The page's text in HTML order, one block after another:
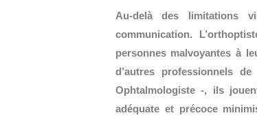
Au-delà des limitations
communication.
personnes malvoyantes à
d’autres professionnels
Ophtalmologiste -, ils
adéquate et précoce